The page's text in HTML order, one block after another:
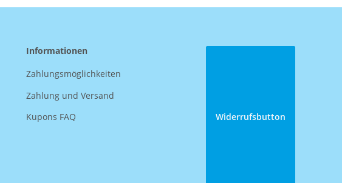
Informationen
Zahlungsmöglichkeiten
Zahlung und Versand
Kupons FAQ
Widerrufsbutton